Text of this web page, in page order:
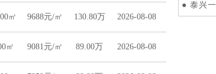
㎡ 9688元/㎡ 130.80万 2026-08-08
㎡ 9081元/㎡ 89.00万 2026-08-08
● 泰兴